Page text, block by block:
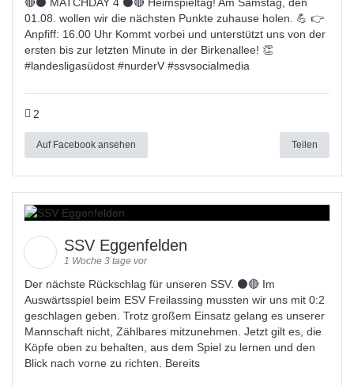
🔴⚫ MATCHDAY 4 ⚫🔴 Heimspieltag! Am Samstag, den
01.08. wollen wir die nächsten Punkte zuhause holen. 💪 👉
Anpfiff: 16.00 Uhr Kommt vorbei und unterstützt uns von der
ersten bis zur letzten Minute in der Birkenallee! 👏
#landesligasüdost #nurderV #ssvsocialmedia
2
Auf Facebook ansehen Teilen
SSV Eggenfelden
1 Woche 3 tage vor
Der nächste Rückschlag für unseren SSV. ⚫🔴 Im
Auswärtsspiel beim ESV Freilassing mussten wir uns mit 0:2
geschlagen geben. Trotz großem Einsatz gelang es unserer
Mannschaft nicht, Zählbares mitzunehmen. Jetzt gilt es, die
Köpfe oben zu behalten, aus dem Spiel zu lernen und den
Blick nach vorne zu richten. Bereits